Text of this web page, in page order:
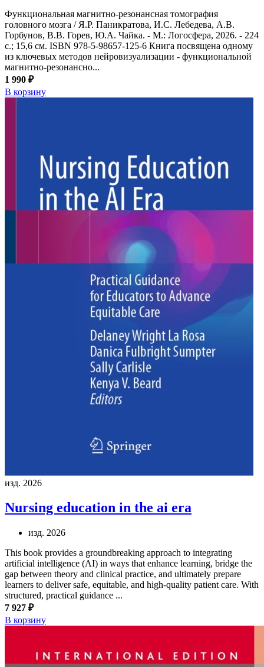
Функциональная магнитно-резонансная томография
головного мозга / Я.Р. Паникратова, И.С. Лебедева, А.В.
Горбунов, В.В. Горев, Ю.А. Чайка. - М.: Логосфера, 2026. - 224
с.; 15,6 см. ISBN 978-5-98657-125-6 Книга посвящена одному
из ключевых методов нейровизуализации - функциональной
магнитно-резонансно...
1 990 ₽
В корзину
изд. 2026
Nursing education in the ai era
изд. 2026
This book provides a groundbreaking approach to integrating
artificial intelligence (AI) in ways that enhance learning, bridge the
gap between theory and clinical practice, and ultimately prepare
learners to deliver safe, equitable, and high-quality patient care. With
structured, practical guidance ...
7 927 ₽
В корзину